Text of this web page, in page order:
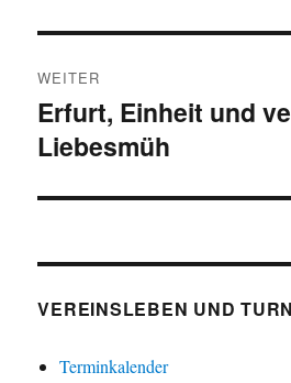
WEITER
Nächster
Beitrag:
Erfurt, Einheit und
Liebesmüh
VEREINSLEBEN UND
Terminkalender